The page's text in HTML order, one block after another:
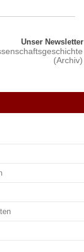
Unser Newsletter